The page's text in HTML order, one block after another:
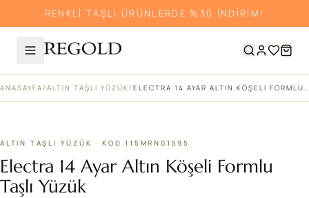
RENKLİ TAŞLI ÜRÜNLERDE %30 İNDİRİM!
ANASAYFA/ ALTIN TAŞLI YÜZÜK/ ELECTRA 14 AYAR ALTIN KÖŞELI FORMLU TAŞLI YÜZÜK
ALTIN TAŞLI YÜZÜK · KOD 115MRN01595
Electra 14 Ayar Altın Köşeli Formlu
Taşlı Yüzük